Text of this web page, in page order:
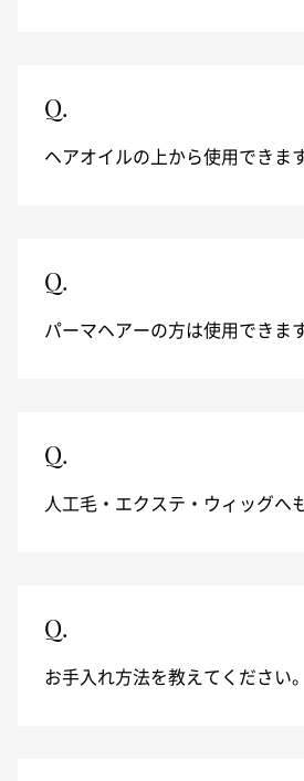
Q.
ヘアオイルの上から使用できま
Q.
パーマヘアーの方は使用できま
Q.
人工毛・エクステ・ウィッグへ
Q.
お手入れ方法を教えてください。